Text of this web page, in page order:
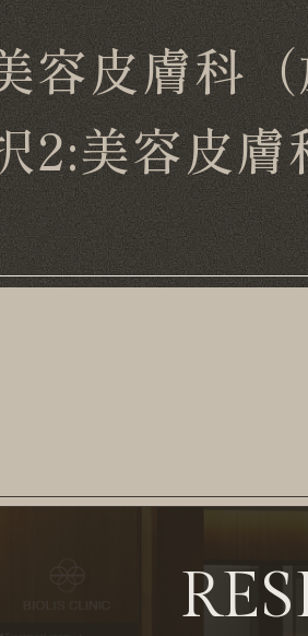
容皮膚科
2:美容皮